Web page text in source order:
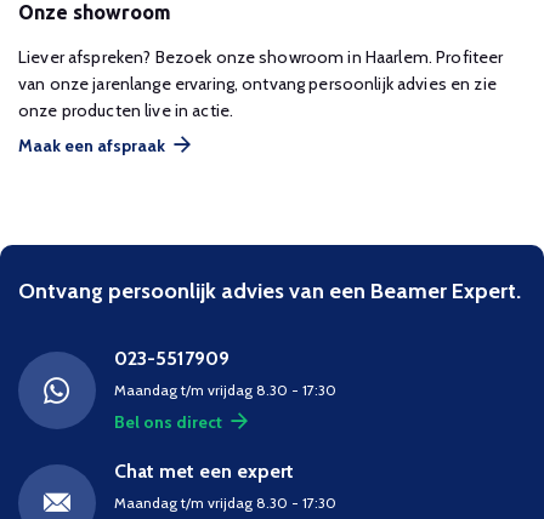
Onze showroom
Liever afspreken? Bezoek onze showroom in Haarlem. Profiteer
van onze jarenlange ervaring, ontvang persoonlijk advies en zie
onze producten live in actie.
Maak een afspraak
Ontvang persoonlijk advies van een Beamer Expert.
023-5517909
Maandag t/m vrijdag 8.30 - 17:30
Bel ons direct
Chat met een expert
Maandag t/m vrijdag 8.30 - 17:30